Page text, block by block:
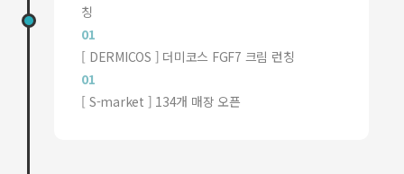
칭
01
[ DERMICOS ] 더미코스 FGF7 크림 런칭
01
[ S-market ] 134개 매장 오픈